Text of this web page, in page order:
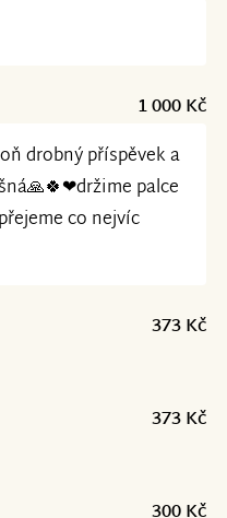
1 000 Kč
drobný příspěvek a
palce
co nejvíc
373 Kč
373 Kč